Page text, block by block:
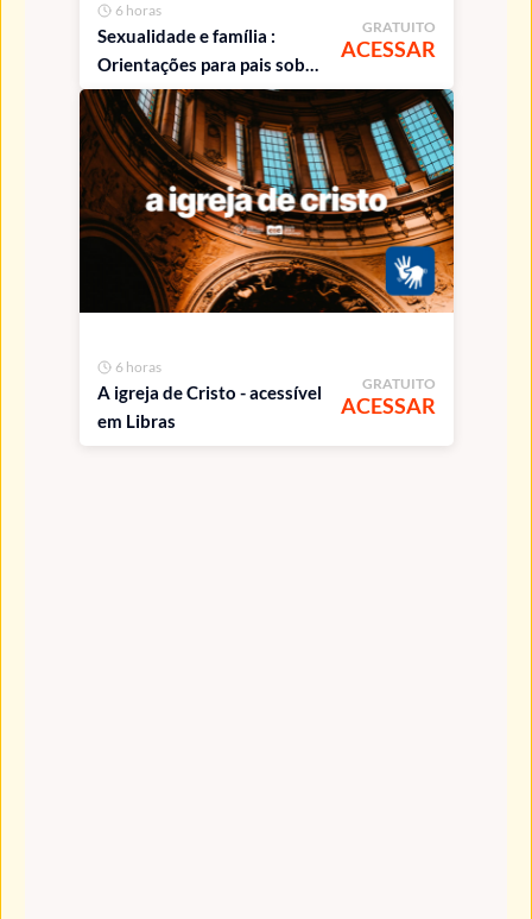
6 horas
Sexualidade e família :
Orientações para pais sobre
sexualidade e
comportamento dos filhos -
acessível em Libras
GRATUITO
ACESSAR
6 horas
A igreja de Cristo - acessível
em Libras
GRATUITO
ACESSAR